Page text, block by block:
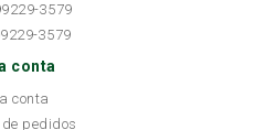
3579
3579
conta
conta
pedidos